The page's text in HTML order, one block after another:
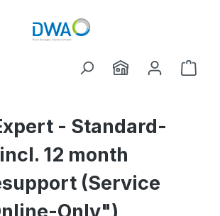
- Standard-
12 month
(Service